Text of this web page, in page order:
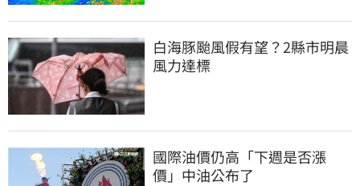
白海豚颱風假有望？2縣市明晨
風力達標
國際油價仍高「下週是否漲
價」中油公布了